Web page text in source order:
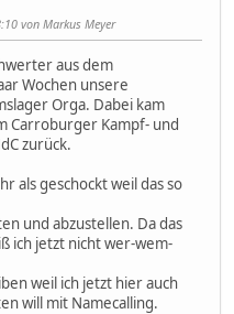
von Markus Meyer
aus dem
Wochen unsere
Orga. Dabei kam
Carroburger Kampf- und
zurück.
als geschockt weil das so
und abzustellen. Da das
ich jetzt nicht wer-wem-
weil ich jetzt hier auch
will mit Namecalling.